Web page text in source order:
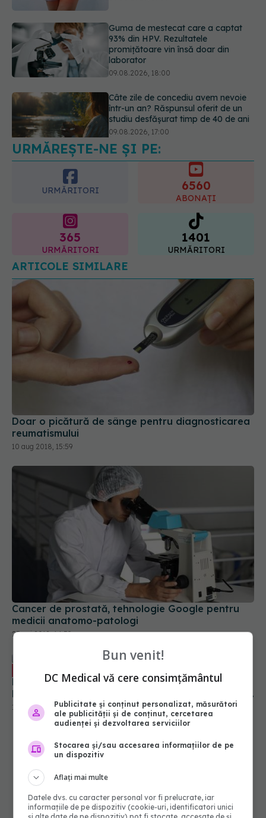
Câte zile de concediu avem nevoie
într-un an? Răspunsul oferit de un
studiu desfășurat timp de 40 de ani
09.08.2026, 17:00
Reclamele din platformele medicale
AI pot influența prescrierea
medicamentelor
09.08.2026, 21:00
URMĂREȘTE-NE ȘI PE:
URMĂRITORI 6560
ABONAȚI
365
URMĂRITORI
1401
URMĂRITORI
ARTICOLE SIMILARE
Doar o picătură de sânge pentru diagnosticarea
reumatismului
10 aug 2018, 15:59
Cancer de prostată, tehnologie Google pentru
medicii anatomo-patologi
25 noi 2018, 14:59
Diana Bulgaru: Moartea de bătrânețe NU există!
Nu se scrie niciodată așa ceva. La așa vârstă nu
poți spune că a murit de bătrân
10 dec 2022, 08:37
Bun venit!
DC Medical vă cere consimțământul
Publicitate și conținut personalizat, măsurători
ale publicității și de conținut, cercetarea
audienței și dezvoltarea serviciilor
Stocarea și/sau accesarea informațiilor de pe
un dispozitiv
Aflați mai multe
Datele dvs. cu caracter personal vor fi prelucrate, iar
informațiile de pe dispozitiv (cookie-uri, identificatori unici